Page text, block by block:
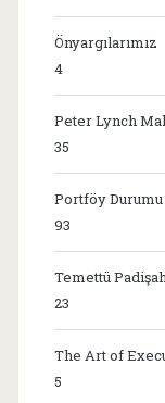
Önyargılarımız
4
Peter Lynch
35
Portföy Durumu
93
Temettü
23
The Art of
5